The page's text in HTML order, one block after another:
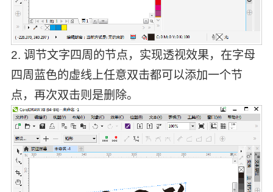
2. 调节文字四周的节点，实现透视效果，在字母
四周蓝色的虚线上任意双击都可以添加一个节
点，再次双击则是删除。